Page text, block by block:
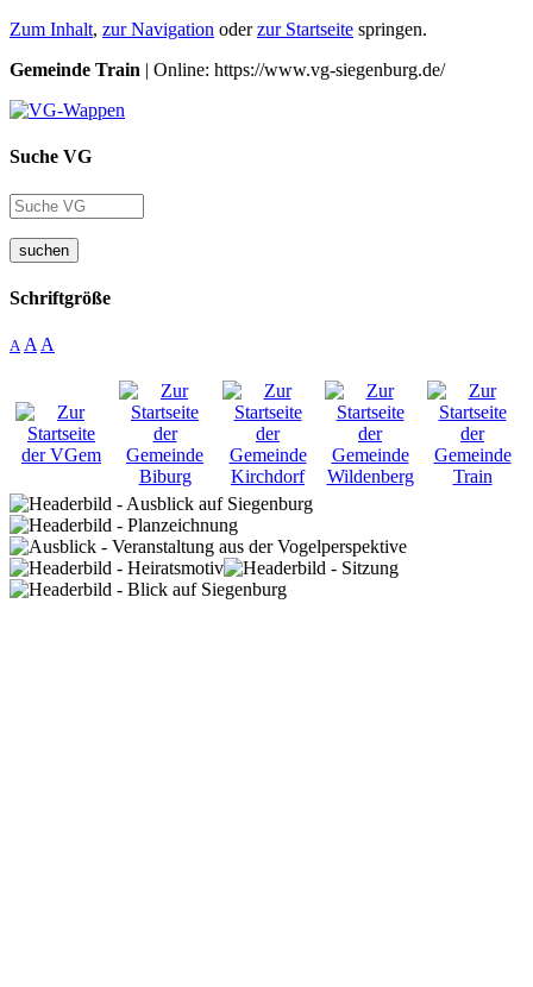
Zum Inhalt, zur Navigation oderzur Startseite springen.
Gemeinde Train | Online: https://www.vg-siegenburg.de/
Suche VG
suchen
Schriftgröße
A A A